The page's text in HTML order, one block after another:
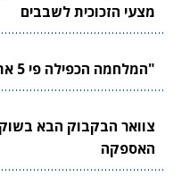
מצעי הזכוכית לשבבים
"המלחמה הכפילה פי 5 את שוק הייצור המיידי"
האספקה